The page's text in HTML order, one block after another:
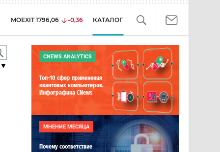
MOEXIT 1796,06 -0,36 КАТАЛОГ
▼
CNEWS ANALYTICS
Топ-10 сфер применения
квантовых компьютеров.
Инфографика CNews
МНЕНИЕ МЕСЯЦА
Почему соответствие